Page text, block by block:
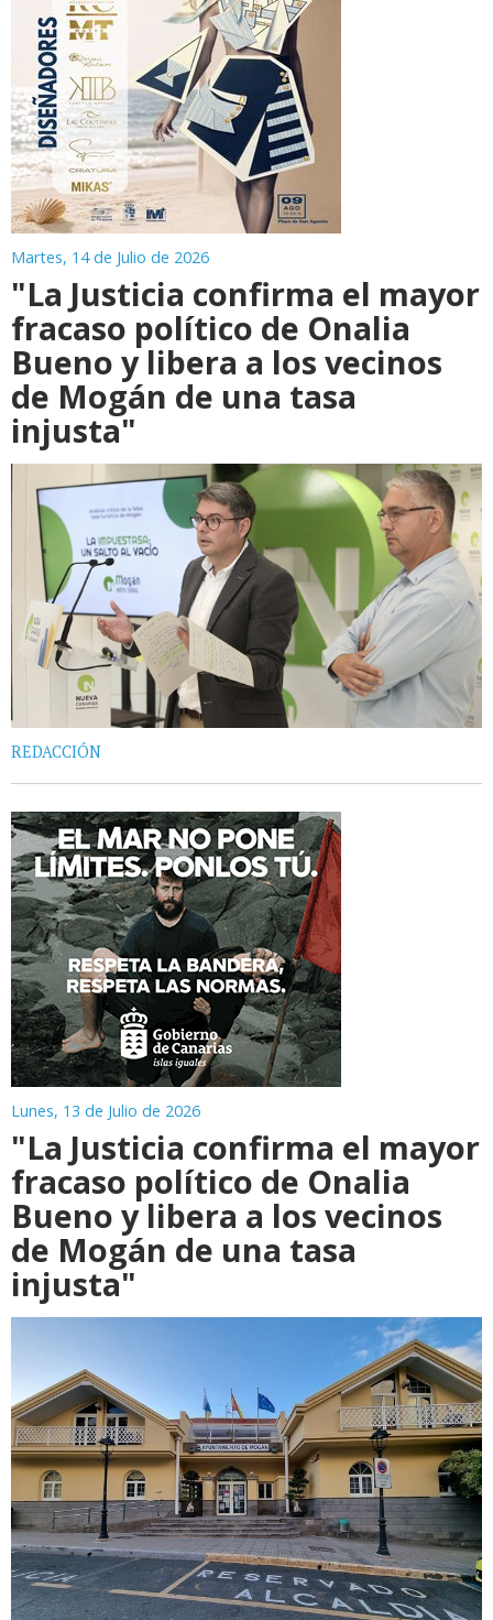
Martes, 14 de Julio de 2026
"La Justicia confirma el mayor
fracaso político de Onalia
Bueno y libera a los vecinos
de Mogán de una tasa
injusta"
REDACCIÓN
Lunes, 13 de Julio de 2026
"La Justicia confirma el mayor
fracaso político de Onalia
Bueno y libera a los vecinos
de Mogán de una tasa
injusta"